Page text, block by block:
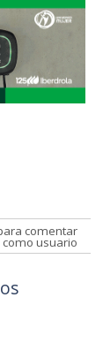
comentar
como usuario